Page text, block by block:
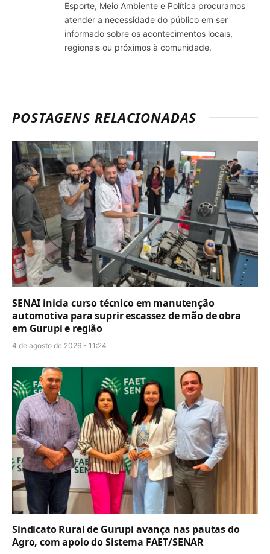
Esporte, Meio Ambiente e Política procuramos
atender a necessidade do público em ser
informado sobre os acontecimentos locais,
regionais ou próximos à comunidade.
POSTAGENS RELACIONADAS
SENAI inicia curso técnico em manutenção
automotiva para suprir escassez de mão de obra
em Gurupi e região
4 de agosto de 2026 - 11:24
Sindicato Rural de Gurupi avança nas pautas do
Agro, com apoio do Sistema FAET/SENAR